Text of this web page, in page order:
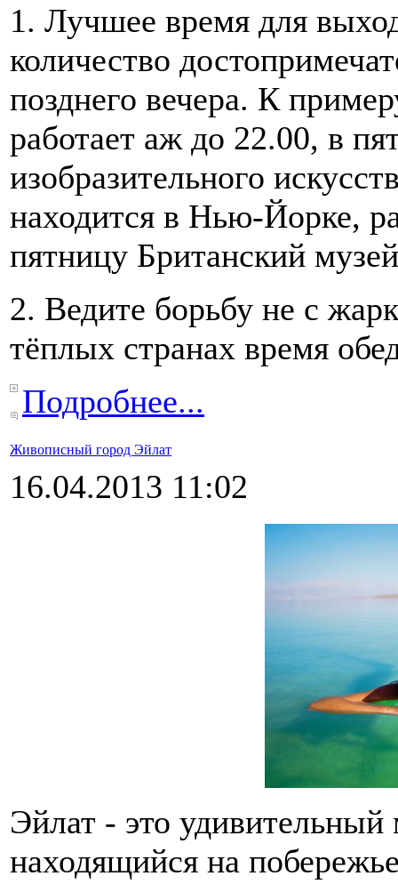
1. Лучшее время для
количество
позднего вечера. К
работает аж до 22.00, в
изобразительного
находится в Нью-Йорке,
пятницу Британский
2. Ведите борьбу не с
тёплых странах время
Подробнее...
Живописный город Эйлат
16.04.2013 11:02
Эйлат - это
находящийся на